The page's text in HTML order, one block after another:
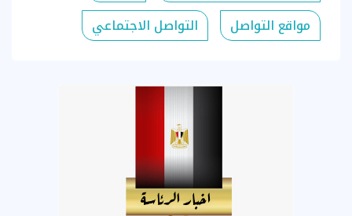
مواقع التواصل
التواصل الاجتماعي